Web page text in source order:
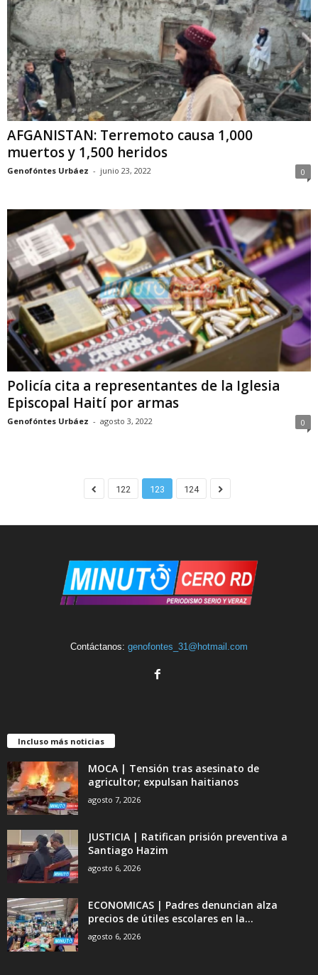
AFGANISTAN: Terremoto causa 1,000
muertos y 1,500 heridos
Genofóntes Urbáez - junio 23, 2022 0
Policía cita a representantes de la Iglesia
Episcopal Haití por armas
Genofóntes Urbáez - agosto 3, 2022 0
122 123 124
Contáctanos: genofontes_31@hotmail.com
Incluso más noticias
MOCA | Tensión tras asesinato de
agricultor; expulsan haitianos
agosto 7, 2026
JUSTICIA | Ratifican prisión preventiva a
Santiago Hazim
agosto 6, 2026
ECONOMICAS | Padres denuncian alza
precios de útiles escolares en la...
agosto 6, 2026